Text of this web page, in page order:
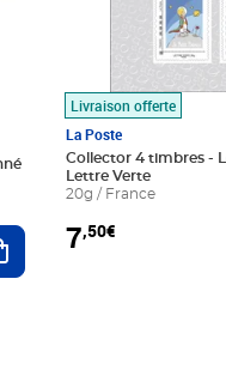
Ajouter au panier
Livraison offerte
La Poste
Collector 4 timbres -
Lettre Verte
20g / France
7,50€